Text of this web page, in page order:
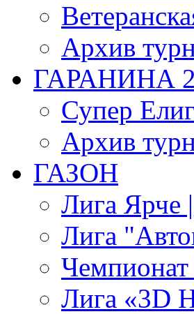
Архив
ГАРАНИНА 2
Супер
Архив
ГАЗОН
Лига Ярче
Лига
Лига «3D